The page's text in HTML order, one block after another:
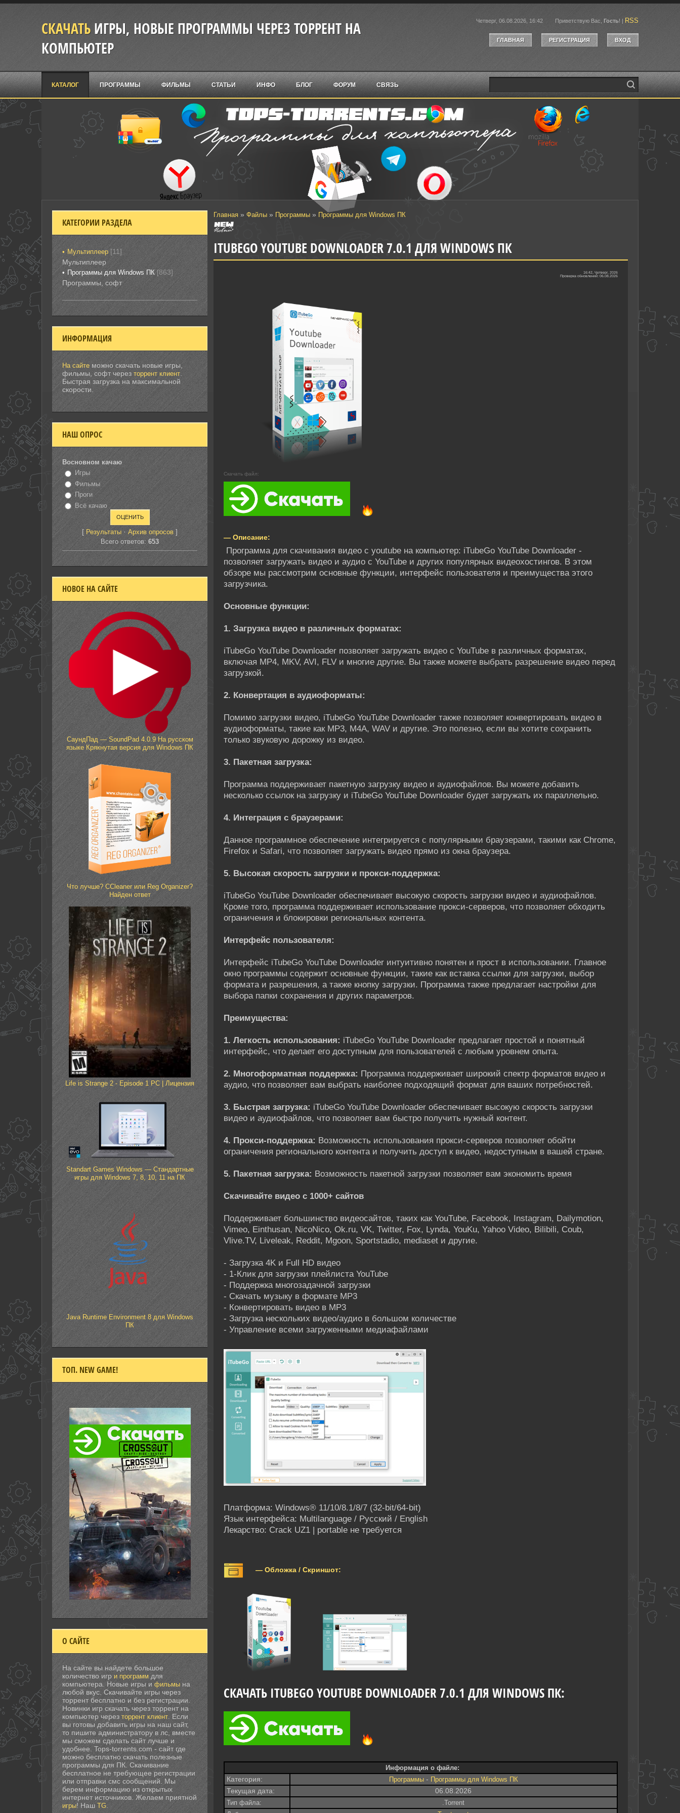
СКАЧАТЬИГРЫ, НОВЫЕ ПРОГРАММЫ ЧЕРЕЗ ТОРРЕНТ НА
КОМПЬЮТЕР
Четверг, 06.08.2026, 16:42 Приветствую Вас Гость! | RSS
ГЛАВНАЯ РЕГИСТРАЦИЯ ВХОД
КАТАЛОГ ПРОГРАММЫ ФИЛЬМЫ СТАТЬИ ИНФО БЛОГ ФОРУМ СВЯЗЬ
Главная» Файлы» Программы» Программы для Windows ПК
ITUBEGO YOUTUBE DOWNLOADER 7.0.1 ДЛЯ WINDOWS ПК
16:42, Четверг, 2026
Проверка обновлений: 06.08.2026
Скачать файл:
— Описание:
Программа для скачивания видео с youtube на компьютер: iTubeGo YouTube Downloader -
позволяет загружать видео и аудио с YouTube и других популярных видеохостингов. В этом
обзоре мы рассмотрим основные функции, интерфейс пользователя и преимущества этого
загрузчика.
Основные функции:
1. Загрузка видео в различных форматах:
iTubeGo YouTube Downloader позволяет загружать видео с YouTube в различных форматах,
включая MP4, MKV, AVI, FLV и многие другие. Вы также можете выбрать разрешение видео перед
загрузкой.
2. Конвертация в аудиоформаты:
Помимо загрузки видео, iTubeGo YouTube Downloader также позволяет конвертировать видео в
аудиоформаты, такие как MP3, M4A, WAV и другие. Это полезно, если вы хотите сохранить
только звуковую дорожку из видео.
3. Пакетная загрузка:
Программа поддерживает пакетную загрузку видео и аудиофайлов. Вы можете добавить
несколько ссылок на загрузку и iTubeGo YouTube Downloader будет загружать их параллельно.
4. Интеграция с браузерами:
Данное программное обеспечение интегрируется с популярными браузерами, такими как Chrome,
Firefox и Safari, что позволяет загружать видео прямо из окна браузера.
5. Высокая скорость загрузки и прокси-поддержка:
iTubeGo YouTube Downloader обеспечивает высокую скорость загрузки видео и аудиофайлов.
Кроме того, программа поддерживает использование прокси-серверов, что позволяет обходить
ограничения и блокировки региональных контента.
Интерфейс пользователя:
Интерфейс iTubeGo YouTube Downloader интуитивно понятен и прост в использовании. Главное
окно программы содержит основные функции, такие как вставка ссылки для загрузки, выбор
формата и разрешения, а также кнопку загрузки. Программа также предлагает настройки для
выбора папки сохранения и других параметров.
Преимущества:
1. Легкость использования: iTubeGo YouTube Downloader предлагает простой и понятный
интерфейс, что делает его доступным для пользователей с любым уровнем опыта.
2. Многоформатная поддержка: Программа поддерживает широкий спектр форматов видео и
аудио, что позволяет вам выбрать наиболее подходящий формат для ваших потребностей.
3. Быстрая загрузка: iTubeGo YouTube Downloader обеспечивает высокую скорость загрузки
видео и аудиофайлов, что позволяет вам быстро получить нужный контент.
4. Прокси-поддержка: Возможность использования прокси-серверов позволяет обойти
ограничения регионального контента и получить доступ к видео, недоступным в вашей стране.
5. Пакетная загрузка: Возможность пакетной загрузки позволяет вам экономить время
Скачивайте видео с 1000+ сайтов
Поддерживает большинство видеосайтов, таких как YouTube, Facebook, Instagram, Dailymotion,
Vimeo, Einthusan, NicoNico, Ok.ru, VK, Twitter, Fox, Lynda, YouKu, Yahoo Video, Bilibili, Coub,
Vlive.TV, Liveleak, Reddit, Mgoon, Sportstadio, mediaset и другие.
- Загрузка 4K и Full HD видео
- 1-Клик для загрузки плейлиста YouTube
- Поддержка многозадачной загрузки
- Скачать музыку в формате MP3
- Конвертировать видео в MP3
- Загрузка нескольких видео/аудио в большом количестве
- Управление всеми загруженными медиафайлами
Платформа: Windows® 11/10/8.1/8/7 (32-bit/64-bit)
Язык интерфейса: Multilanguage / Русский / English
Лекарство: Crack UZ1 | portable не требуется
— Обложка / Скриншот:
СКАЧАТЬ ITUBEGO YOUTUBE DOWNLOADER 7.0.1 ДЛЯ WINDOWS ПК:
Информация о файле:
Категория: Программы- Программы для Windows ПК
Текущая дата: 06.08.2026
Тип файла:
.Torrent
КАТЕГОРИИ РАЗДЕЛА
Мультиплеер [11]
Мультиплеер
Программы для Windows ПК [863]
Программы, софт
ИНФОРМАЦИЯ
На сайте можно скачать новые игры,
фильмы, софт через торрент клиент
Быстрая загрузка на максимальной
скорости.
НАШ ОПРОС
Восновном качаю
Игры
Фильмы
Проги
Всё качаю
[ Результаты·Архив опросов ]
Всего ответов:653
НОВОЕ НА САЙТЕ
СаундПад — SoundPad 4.0.9 На русском
языке Крякнутая версия для Windows ПК
Что лучше? CCleanеr или Reg Organizer?
Найден ответ
Life is Strange 2 - Episode 1 PC | Лицензия
Standart Games Windows — Стандартные
игры для Windows 7, 8, 10, 11 на ПК
Java Runtime Environment 8 для Windows
ПК
ТОП. NEW GAME!
О САЙТЕ
На сайте вы найдете большое
количество игр и программ для
компьютера. Новые игры ифильмы на
любой вкус. Скачивайте игры через
торрент бесплатно и без регистрации.
Новинки игр скачать через торрент на
компьютер черезторрент клиент . Если
вы готовы добавить игры на наш сайт,
то пишите администратору в лс, вместе
мы сможем сделать сайт лучше и
удобнее. Tops-torrents.com - сайт где
можно бесплатно скачать полезные
программы для ПК. Скачивание
бесплатное не требующее регистрации
или отправки смс сообщений. Мы
берем информацию из открытых
интернет источников. Желаем приятной
игры! Наш TG.